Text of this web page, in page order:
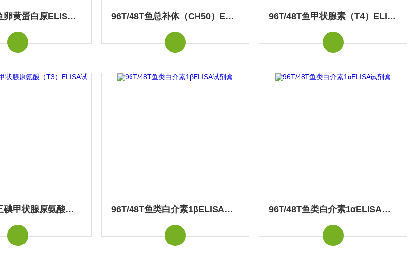
96T/48T鲤鱼卵黄蛋白原ELISA试剂盒 96T/48T鱼总补体（CH50）ELISA试剂盒 96T/48T鱼甲状腺素（T4）ELISA试剂盒
96T/48T鱼三碘甲状腺原氨酸（T3）ELISA试剂盒 96T/48T鱼类白介素1βELISA试剂盒 96T/48T鱼类白介素1αELISA试剂盒